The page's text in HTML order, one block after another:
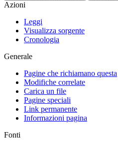
Azioni
Leggi
Visualizza sorgente
Cronologia
Generale
Pagine che richiamano questa
Modifiche correlate
Carica un file
Pagine speciali
Link permanente
Informazioni pagina
Fonti